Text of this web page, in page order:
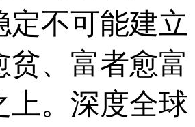
定不可能建立
贫、富者愈富
上。深度全球